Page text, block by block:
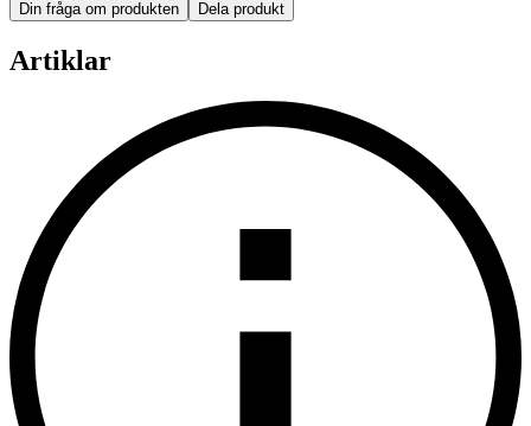
Din fråga om produkten Dela produkt
Artiklar